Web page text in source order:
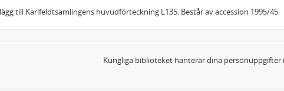
till Karlfeldtsamlingens huvudförteckning L135. Består av accession 1995/45
Kungliga biblioteket hanterar dina personuppgifter